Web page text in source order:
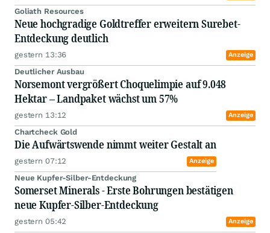
Goliath Resources
Neue hochgradige Goldtreffer erweitern Surebet-
Entdeckung deutlich
gestern 13:36 Anzeige
Deutlicher Ausbau
Norsemont vergrößert Choquelimpie auf 9.048
Hektar – Landpaket wächst um 57%
gestern 13:12 Anzeige
Chartcheck Gold
Die Aufwärtswende nimmt weiter Gestalt an
gestern 07:12 Anzeige
Neue Kupfer-Silber-Entdeckung
Somerset Minerals - Erste Bohrungen bestätigen
neue Kupfer-Silber-Entdeckung
gestern 05:42 Anzeige